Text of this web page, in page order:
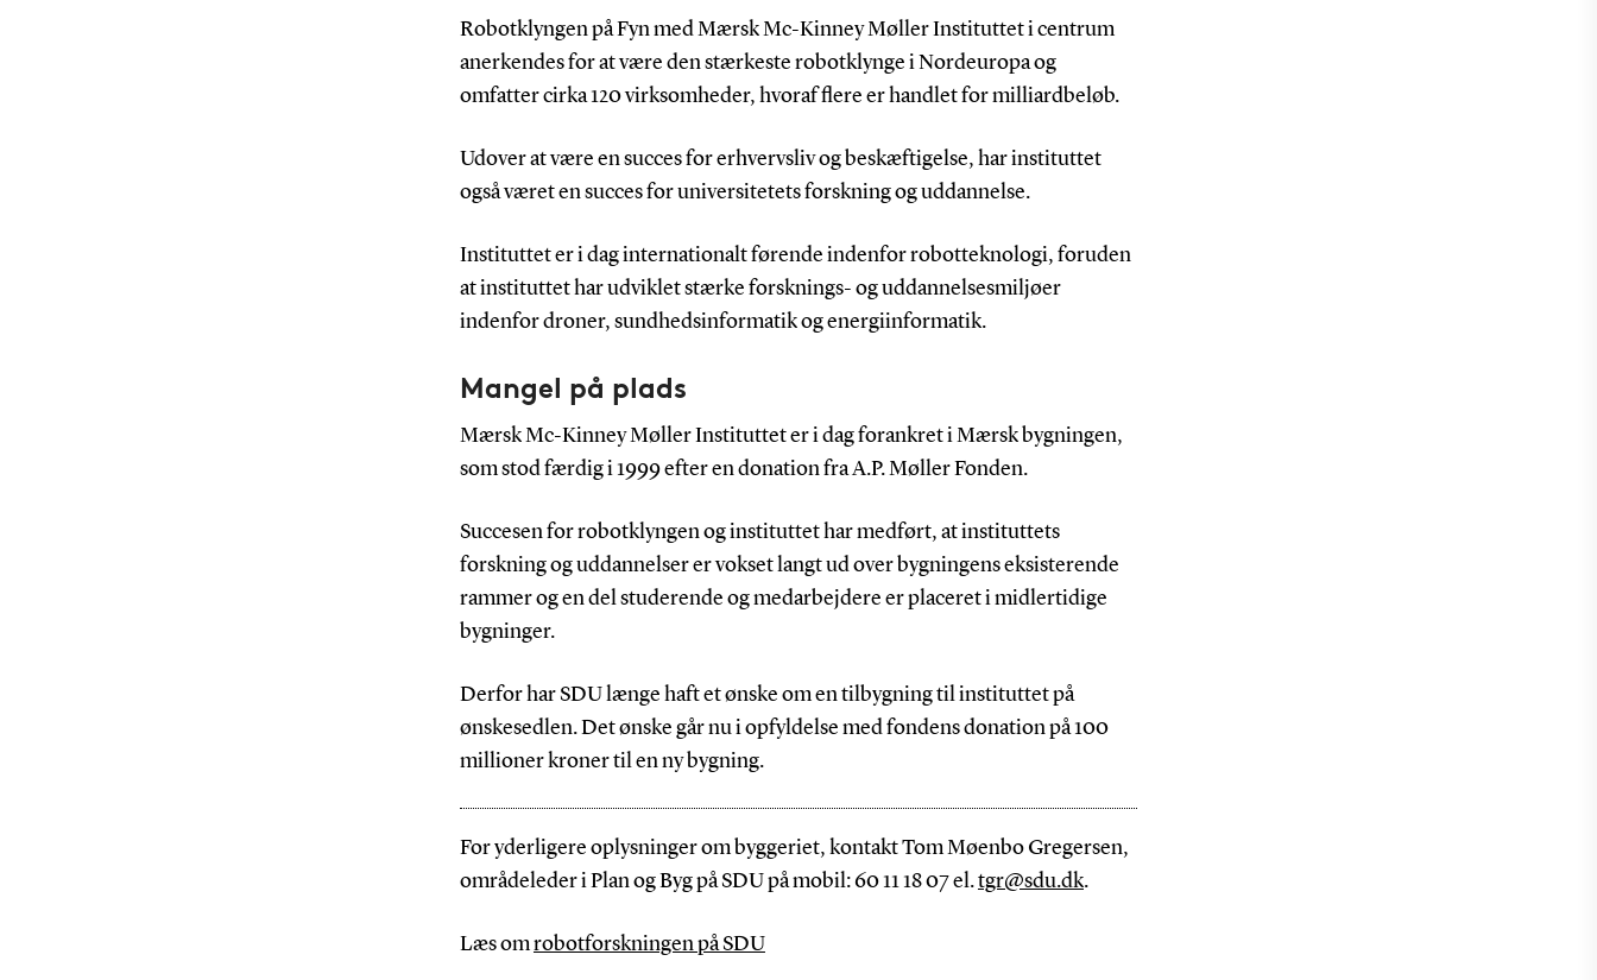
Robotklyngen på Fyn med Mærsk Mc-Kinney Møller Instituttet i centrum
anerkendes for at være den stærkeste robotklynge i Nordeuropa og
omfatter cirka 120 virksomheder, hvoraf flere er handlet for milliardbeløb.
Udover at være en succes for erhvervsliv og beskæftigelse, har instituttet
også været en succes for universitetets forskning og uddannelse.
Instituttet er i dag internationalt førende indenfor robotteknologi, foruden
at instituttet har udviklet stærke forsknings- og uddannelsesmiljøer
indenfor droner, sundhedsinformatik og energiinformatik.
Mangel på plads
Mærsk Mc-Kinney Møller Instituttet er i dag forankret i Mærsk bygningen,
som stod færdig i 1999 efter en donation fra A.P. Møller Fonden.
Succesen for robotklyngen og instituttet har medført, at instituttets
forskning og uddannelser er vokset langt ud over bygningens eksisterende
rammer og en del studerende og medarbejdere er placeret i midlertidige
bygninger.
Derfor har SDU længe haft et ønske om en tilbygning til instituttet på
ønskesedlen. Det ønske går nu i opfyldelse med fondens donation på 100
millioner kroner til en ny bygning.
For yderligere oplysninger om byggeriet, kontakt Tom Møenbo Gregersen,
områdeleder i Plan og Byg på SDU på mobil: 60 11 18 07 el.tgr@sdu.dk.
Læs om robotforskningen på SDU